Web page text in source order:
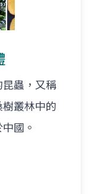
蟲，又稱
叢林中的
國。